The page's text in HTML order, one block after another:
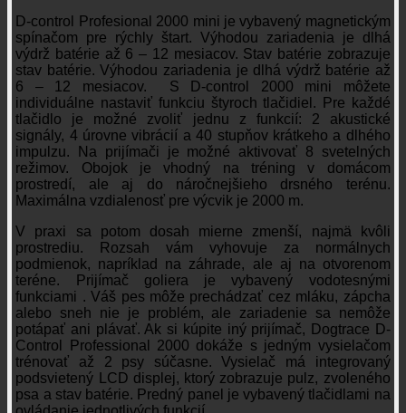
D-control Profesional 2000 mini je vybavený magnetickým
spínačom pre rýchly štart. Výhodou zariadenia je dlhá
výdrž batérie až 6 – 12 mesiacov. Stav batérie zobrazuje
stav batérie. Výhodou zariadenia je dlhá výdrž batérie až
6 – 12 mesiacov. S D-control 2000 mini môžete
individuálne nastaviť funkciu štyroch tlačidiel. Pre každé
tlačidlo je možné zvoliť jednu z funkcií: 2 akustické
signály, 4 úrovne vibrácií a 40 stupňov krátkeho a dlhého
impulzu. Na prijímači je možné aktivovať 8 svetelných
režimov. Obojok je vhodný na tréning v domácom
prostredí, ale aj do náročnejšieho drsného terénu.
Maximálna vzdialenosť pre výcvik je 2000 m.
V praxi sa potom dosah mierne zmenší, najmä kvôli
prostrediu. Rozsah vám vyhovuje za normálnych
podmienok, napríklad na záhrade, ale aj na otvorenom
teréne. Prijímač goliera je vybavený vodotesnými
funkciami . Váš pes môže prechádzať cez mláku, zápcha
alebo sneh nie je problém, ale zariadenie sa nemôže
potápať ani plávať. Ak si kúpite iný prijímač, Dogtrace D-
Control Professional 2000 dokáže s jedným vysielačom
trénovať až 2 psy súčasne. Vysielač má integrovaný
podsvietený LCD displej, ktorý zobrazuje pulz, zvoleného
psa a stav batérie. Predný panel je vybavený tlačidlami na